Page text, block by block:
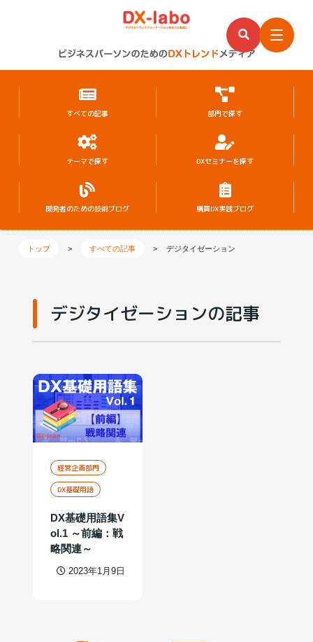
すべての記事 部門で探す
テーマで探す DXセミナーを探す
開発者のための技術ブログ 購買DX実践ブログ
トップ > すべての記事 > デジタイゼーション
デジタイゼーションの記事
経営企画部門
DX基礎用語
DX基礎用語集V
ol.1 ～前編：戦
略関連～
2023年1月9日